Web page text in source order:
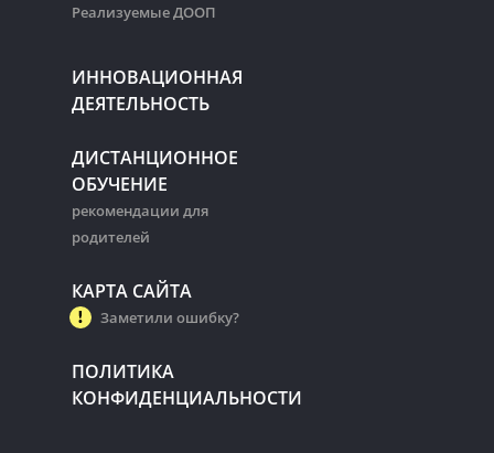
Реализуемые ДООП
ИННОВАЦИОННАЯ
ДЕЯТЕЛЬНОСТЬ
ДИСТАНЦИОННОЕ
ОБУЧЕНИЕ
рекомендации для
родителей
КАРТА САЙТА
Заметили ошибку?
ПОЛИТИКА
КОНФИДЕНЦИАЛЬНОСТИ